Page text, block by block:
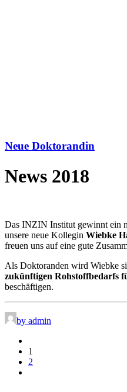
Neue Doktorandin
News 2018
Das INZIN Institut gewinnt ein
unsere neue Kollegin Wiebke
freuen uns auf eine gute
Als Doktoranden wird Wiebke
zukünftigen Rohstoffbedarfs
beschäftigen.
by admin
1
2